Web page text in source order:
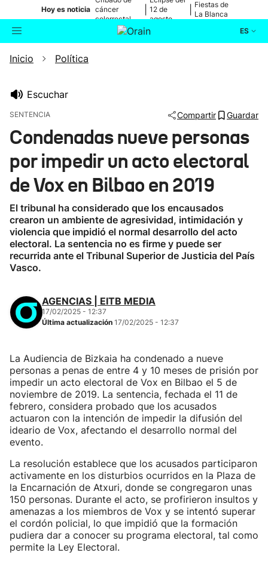
Hoy es noticia cáncer
colorrectal
12 de
agosto
Fiestas de
La Blanca
ES
Buscador
Ikusmiran
Eguraldia
Inicio Política
Escuchar
SENTENCIA Compartir Guardar
Condenadas nueve personas
por impedir un acto electoral
de Vox en Bilbao en 2019
El tribunal ha considerado que los encausados
crearon un ambiente de agresividad, intimidación y
violencia que impidió el normal desarrollo del acto
electoral. La sentencia no es firme y puede ser
recurrida ante el Tribunal Superior de Justicia del País
Vasco.
AGENCIAS | EITB MEDIA
17/02/2025 - 12:37
Última actualización 17/02/2025 - 12:37
La Audiencia de Bizkaia ha condenado a nueve
personas a penas de entre 4 y 10 meses de prisión por
impedir un acto electoral de Vox en Bilbao el 5 de
noviembre de 2019. La sentencia, fechada el 11 de
febrero, considera probado que los acusados
actuaron con la intención de impedir la difusión del
ideario de Vox, afectando el desarrollo normal del
evento.
La resolución establece que los acusados participaron
activamente en los disturbios ocurridos en la Plaza de
la Encarnación de Atxuri, donde se congregaron unas
150 personas. Durante el acto, se profirieron insultos y
amenazas a los miembros de Vox y se intentó superar
el cordón policial, lo que impidió que la formación
pudiera dar a conocer su programa electoral, tal como
permite la Ley Electoral.